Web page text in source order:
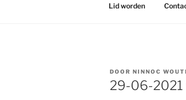
Lid worden
GEPLAATST
OP
DOOR NINNOC
29-06-2021